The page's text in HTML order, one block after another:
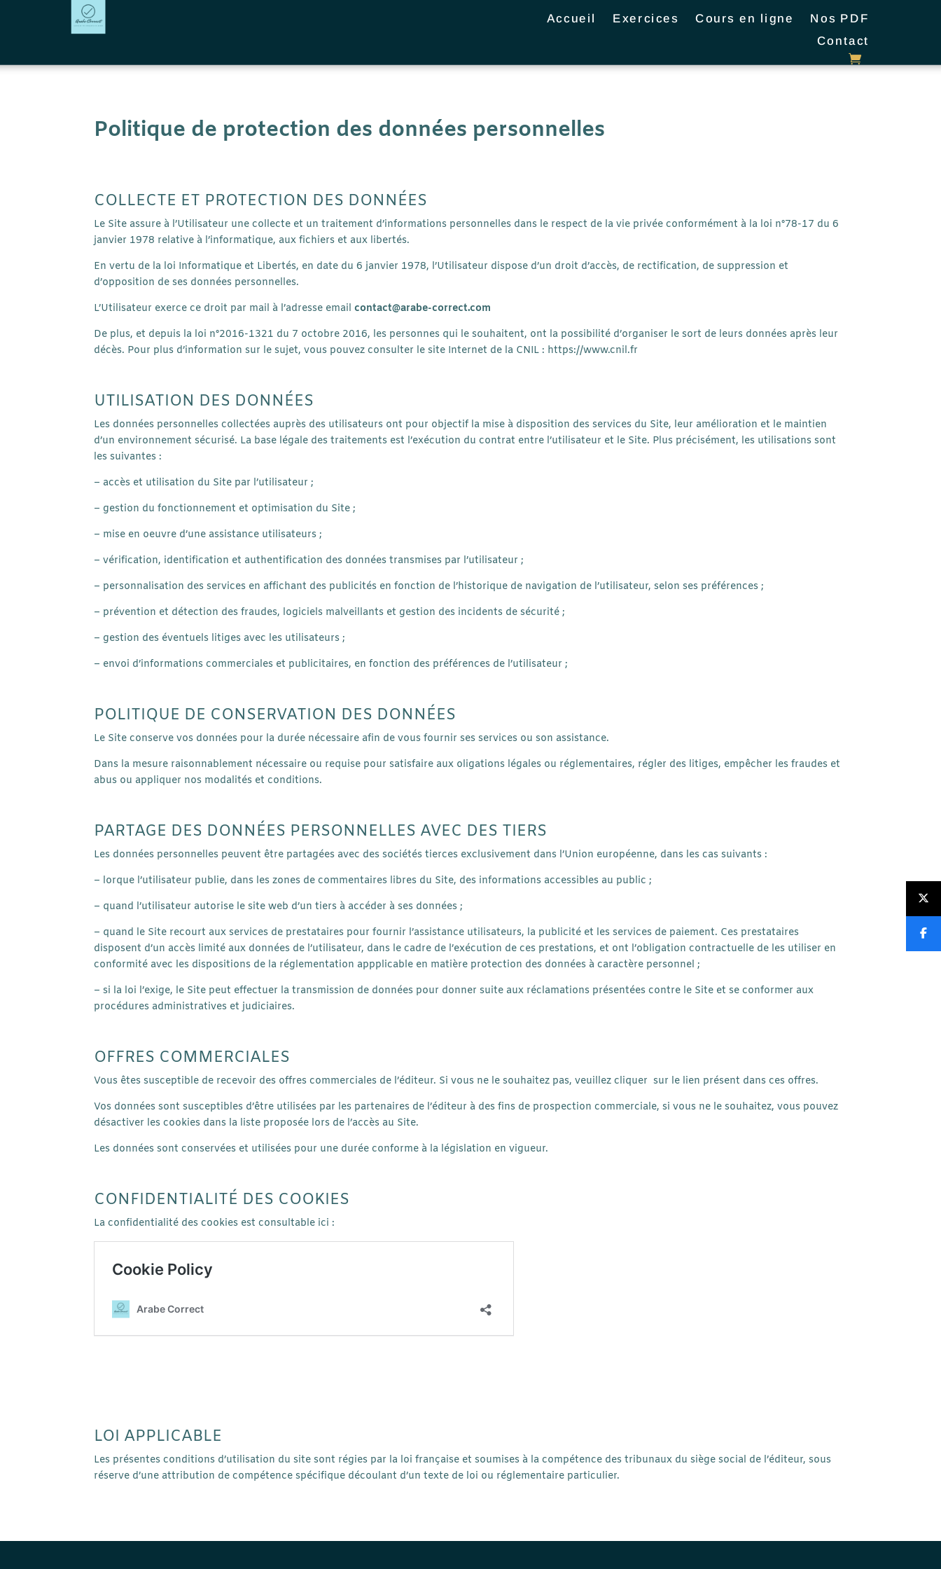
Accueil Exercices Cours en ligne Nos PDF
Contact
Politique de protection des données personnelles
COLLECTE ET PROTECTION DES DONNÉES
Le Site assure à l’Utilisateur une collecte et un traitement d’informations personnelles dans le respect de la vie privée conformément à la loi n°78-17 du 6
janvier 1978 relative à l’informatique, aux fichiers et aux libertés.
En vertu de la loi Informatique et Libertés, en date du 6 janvier 1978, l’Utilisateur dispose d’un droit d’accès, de rectification, de suppression et
d’opposition de ses données personnelles.
L’Utilisateur exerce ce droit par mail à l’adresse emailcontact@arabe-correct.com
De plus, et depuis la loi n°2016-1321 du 7 octobre 2016, les personnes qui le souhaitent, ont la possibilité d’organiser le sort de leurs données après leur
décès. Pour plus d’information sur le sujet, vous pouvez consulter le site Internet de la CNIL : https://www.cnil.fr
UTILISATION DES DONNÉES
Les données personnelles collectées auprès des utilisateurs ont pour objectif la mise à disposition des services du Site, leur amélioration et le maintien
d’un environnement sécurisé. La base légale des traitements est l’exécution du contrat entre l’utilisateur et le Site. Plus précisément, les utilisations sont
les suivantes :
– accès et utilisation du Site par l’utilisateur ;
– gestion du fonctionnement et optimisation du Site ;
– mise en oeuvre d’une assistance utilisateurs ;
– vérification, identification et authentification des données transmises par l’utilisateur ;
– personnalisation des services en affichant des publicités en fonction de l’historique de navigation de l’utilisateur, selon ses préférences ;
– prévention et détection des fraudes, logiciels malveillants et gestion des incidents de sécurité ;
– gestion des éventuels litiges avec les utilisateurs ;
– envoi d’informations commerciales et publicitaires, en fonction des préférences de l’utilisateur ;
POLITIQUE DE CONSERVATION DES DONNÉES
Le Site conserve vos données pour la durée nécessaire afin de vous fournir ses services ou son assistance.
Dans la mesure raisonnablement nécessaire ou requise pour satisfaire aux oligations légales ou réglementaires, régler des litiges, empêcher les fraudes et
abus ou appliquer nos modalités et conditions.
PARTAGE DES DONNÉES PERSONNELLES AVEC DES TIERS
Les données personnelles peuvent être partagées avec des sociétés tierces exclusivement dans l’Union européenne, dans les cas suivants :
– lorque l’utilisateur publie, dans les zones de commentaires libres du Site, des informations accessibles au public ;
– quand l’utilisateur autorise le site web d’un tiers à accéder à ses données ;
– quand le Site recourt aux services de prestataires pour fournir l’assistance utilisateurs, la publicité et les services de paiement. Ces prestataires
disposent d’un accès limité aux données de l’utilisateur, dans le cadre de l’exécution de ces prestations, et ont l’obligation contractuelle de les utiliser en
conformité avec les dispositions de la réglementation appplicable en matière protection des données à caractère personnel ;
– si la loi l’exige, le Site peut effectuer la transmission de données pour donner suite aux réclamations présentées contre le Site et se conformer aux
procédures administratives et judiciaires.
OFFRES COMMERCIALES
Vous êtes susceptible de recevoir des offres commerciales de l’éditeur. Si vous ne le souhaitez pas, veuillez cliquer sur le lien présent dans ces offres.
Vos données sont susceptibles d’être utilisées par les partenaires de l’éditeur à des fins de prospection commerciale, si vous ne le souhaitez, vous pouvez
désactiver les cookies dans la liste proposée lors de l’accès au Site.
Les données sont conservées et utilisées pour une durée conforme à la législation en vigueur.
CONFIDENTIALITÉ DES COOKIES
La confidentialité des cookies est consultable ici :
LOI APPLICABLE
Les présentes conditions d’utilisation du site sont régies par la loi française et soumises à la compétence des tribunaux du siège social de l’éditeur, sous
réserve d’une attribution de compétence spécifique découlant d’un texte de loi ou réglementaire particulier.